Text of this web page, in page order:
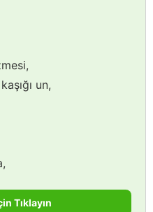
un,
Tıklayın